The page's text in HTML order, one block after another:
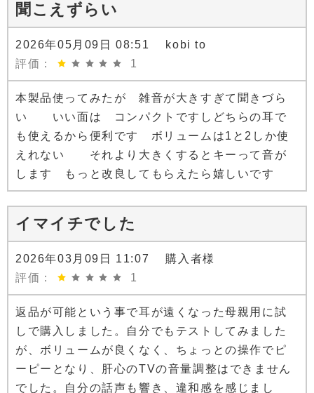
聞こえずらい
2026年05月09日 08:51 kobi to
評価：
1
本製品使ってみたが 雑音が大きすぎて聞きづら
い いい面は コンパクトですしどちらの耳で
も使えるから便利です ボリュームは1と2しか使
えれない それより大きくするとキーって音が
します もっと改良してもらえたら嬉しいです
イマイチでした
2026年03月09日 11:07 購入者様
評価：
1
返品が可能という事で耳が遠くなった母親用に試
しで購入しました。自分でもテストしてみました
が、ボリュームが良くなく、ちょっとの操作でピ
ーピーとなり、肝心のTVの音量調整はできません
でした。自分の話声も響き、違和感を感じまし